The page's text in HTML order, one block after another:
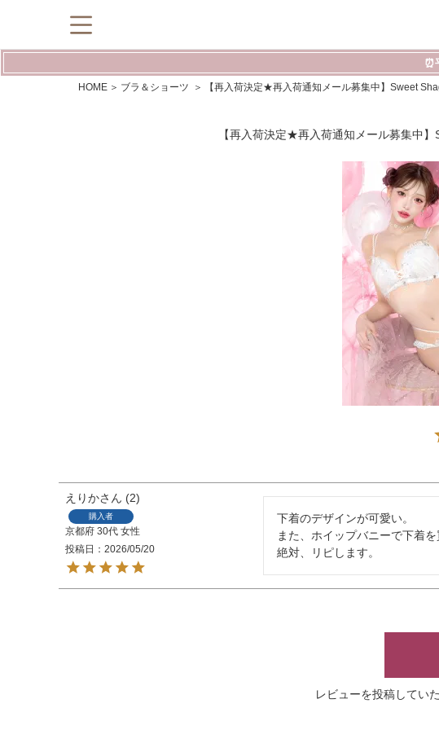
⏰
HOME ブラ＆ショーツ 【再入荷決定★再入荷通知メール募集中】Sweet
【再入荷決定★再入荷通知メール募集中
えりか
2
購入者
京都府 30代 女性
投稿日
2026/05/20
下着のデザインが可愛い。
また、ホイップバニーで下着を
絶対、リピします。
レビューを投稿してい